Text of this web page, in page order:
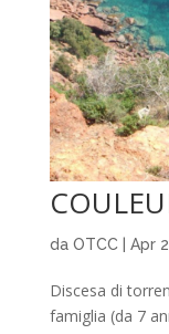
da OTCC| Apr
Discesa di
famiglia (da 7